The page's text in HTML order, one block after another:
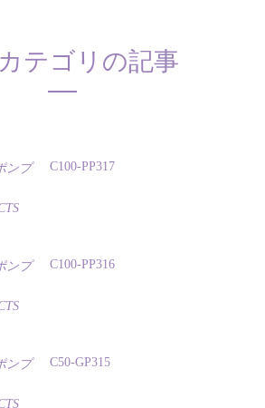
テゴリの記事
ンプ C100-PP317
ンプ C100-PP316
ンプ C50-GP315